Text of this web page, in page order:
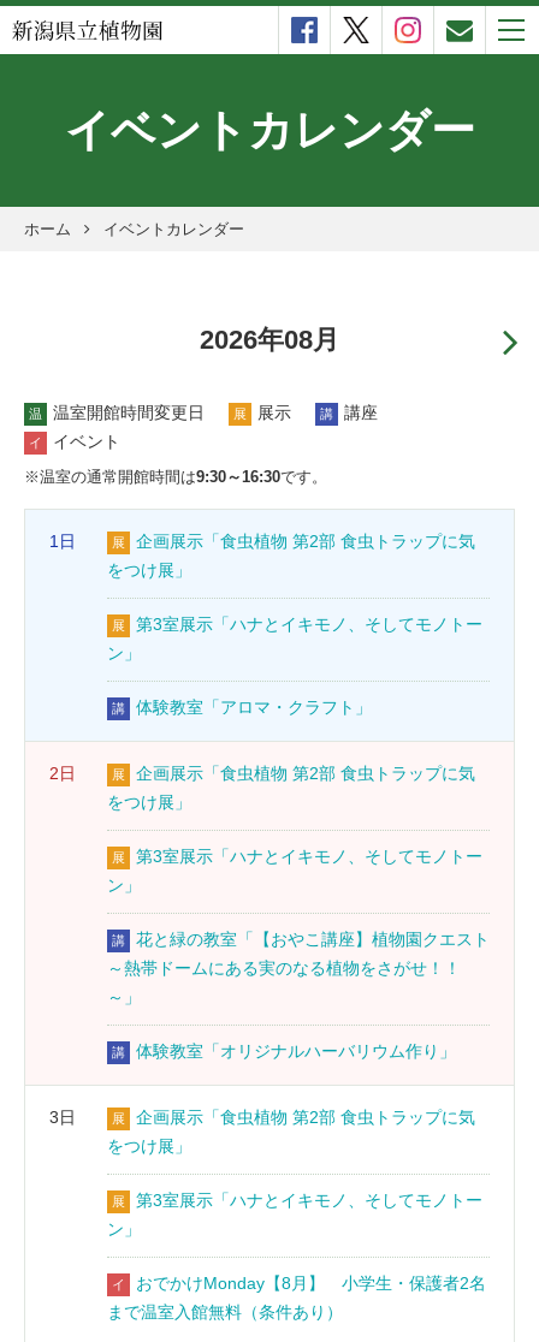
イベントカレンダー
ホーム イベントカレンダー
2026年08月
温 温室開館時間変更日 展 展示 講 講座
イ
イベント
※温室の通常開館時間は9:30～16:30です。
1日 展
企画展示「食虫植物 第2部 食虫トラップに気
をつけ展」
展
第3室展示「ハナとイキモノ、そしてモノトー
ン」
講 体験教室「アロマ・クラフト」
2日 展
企画展示「食虫植物 第2部 食虫トラップに気
をつけ展」
展
第3室展示「ハナとイキモノ、そしてモノトー
ン」
講
花と緑の教室「【おやこ講座】植物園クエスト
～熱帯ドームにある実のなる植物をさがせ！！
～」
講 体験教室「オリジナルハーバリウム作り」
3日 展
企画展示「食虫植物 第2部 食虫トラップに気
をつけ展」
展
第3室展示「ハナとイキモノ、そしてモノトー
ン」
イ
おでかけMonday【8月】 小学生・保護者2名
まで温室入館無料（条件あり）